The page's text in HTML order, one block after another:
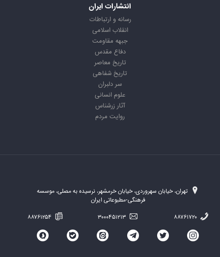
انتشارات ایران
رسانه و ارتباطات
انقلاب اسلامی
جبهه مقاومت
دفاع مقدس
تاریخ معاصر
تاریخ شفاهی
سر دلبران
علوم انسانی
آثار زرشناس
روایت مردم
تهران، خیابان سهروردی، خیابان خرمشهر، نرسیده به مصلی، موسسه
فرهنگی-مطبوعاتی ایران